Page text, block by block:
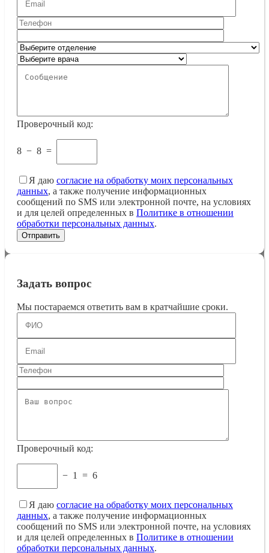
Проверочный код:
8 − 8 =
Я даю согласие на обработку моих персональных
данных, а также получение информационных
сообщений по SMS или электронной почте, на условиях
и для целей определенных в Политике в отношении
обработки персональных данных.
Задать вопрос
Мы постараемся ответить вам в кратчайшие сроки.
Проверочный код:
− 1 = 6
Я даю согласие на обработку моих персональных
данных, а также получение информационных
сообщений по SMS или электронной почте, на условиях
и для целей определенных в Политике в отношении
обработки персональных данных.